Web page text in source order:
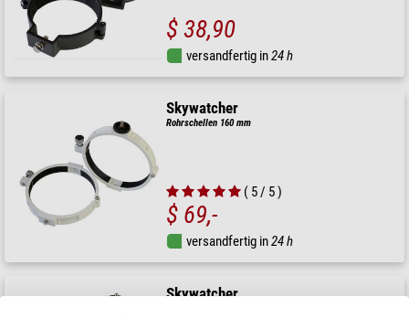
$ 38,90
versandfertig in24 h
Skywatcher
Rohrschellen 160 mm
( 5 / 5 )
$ 69,-
versandfertig in24 h
Skywatcher